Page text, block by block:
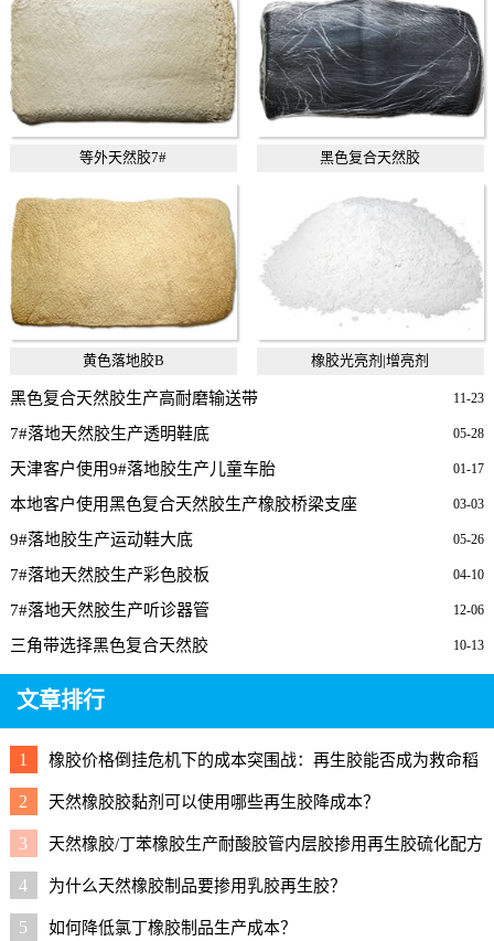
等外天然胶7# 黑色复合天然胶
黄色落地胶B 橡胶光亮剂|增亮剂
11-23
黑色复合天然胶生产高耐磨输送带
05-28
7#落地天然胶生产透明鞋底
01-17
天津客户使用9#落地胶生产儿童车胎
03-03
本地客户使用黑色复合天然胶生产橡胶桥梁支座
05-26
9#落地胶生产运动鞋大底
04-10
7#落地天然胶生产彩色胶板
12-06
7#落地天然胶生产听诊器管
10-13
三角带选择黑色复合天然胶
文章排行
1
橡胶价格倒挂危机下的成本突围战：再生胶能否成为救命稻
草？
2 天然橡胶胶黏剂可以使用哪些再生胶降成本？
3 天然橡胶/丁苯橡胶生产耐酸胶管内层胶掺用再生胶硫化配方
4 为什么天然橡胶制品要掺用乳胶再生胶？
5 如何降低氯丁橡胶制品生产成本？